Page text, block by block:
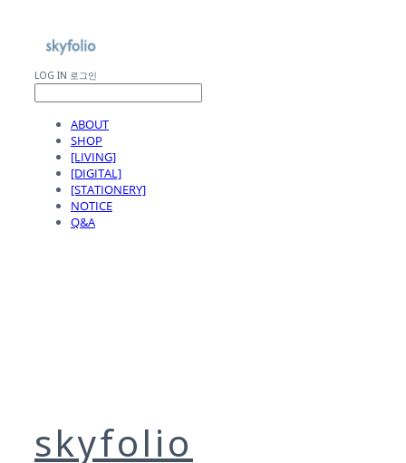
LOG IN 로그인
ABOUT
SHOP
[LIVING]
[DIGITAL]
[STATIONERY]
NOTICE
Q&A
skyfolio